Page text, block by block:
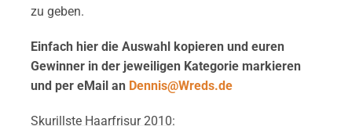
zu geben.
Einfach hier die Auswahl kopieren und euren
Gewinner in der jeweiligen Kategorie markieren
und per eMail an Dennis@Wreds.de
Skurillste Haarfrisur 2010: